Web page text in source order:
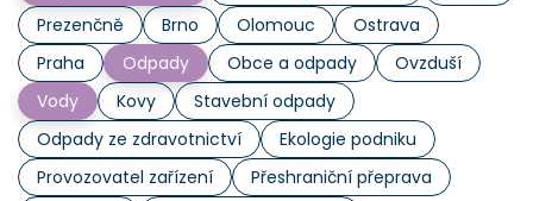
Prezenčně
Brno Olomouc
Ostrava
Praha
Odpady Obce a odpady
Ovzduší
Vody
Kovy
Stavební odpady
Odpady ze zdravotnictví
Ekologie podniku
Provozovatel zařízení
Přeshraniční přeprava